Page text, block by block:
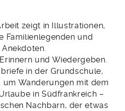
zeigt in Illustrationen,
Familienlegenden und
und Wiedergeben.
in der Grundschule,
um Wanderungen mit dem
in Südfrankreich –
Nachbarn, der etwas